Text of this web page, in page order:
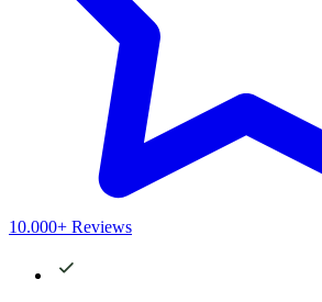
10.000+ Reviews